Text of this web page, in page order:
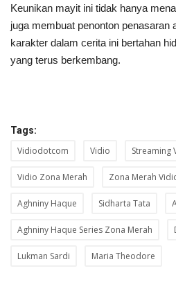
Keunikan mayit ini tidak hanya
juga membuat penonton penasaran
karakter dalam cerita ini bertahan
yang terus berkembang.
Tags:
Vidiodotcom Vidio Streaming
Vidio Zona Merah Zona Merah
Aghniny Haque Sidharta Tata
Aghniny Haque Series Zona Merah
Lukman Sardi Maria Theodore